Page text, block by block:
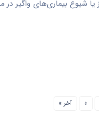
شیوع بیماری‌های واگیر در
» آخر »